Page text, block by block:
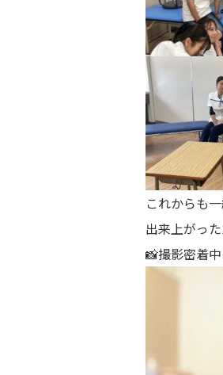
これからも
出来上がっ
📸撮影密着